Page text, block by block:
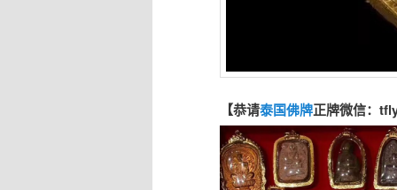
【恭请泰国佛牌正牌微信：